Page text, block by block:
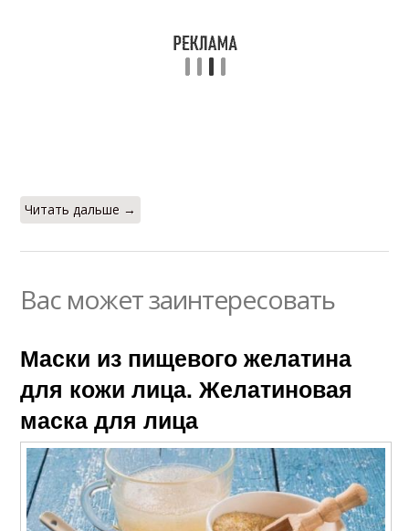
Читать дальше →
Вас может заинтересовать
Маски из пищевого желатина
для кожи лица. Желатиновая
маска для лица